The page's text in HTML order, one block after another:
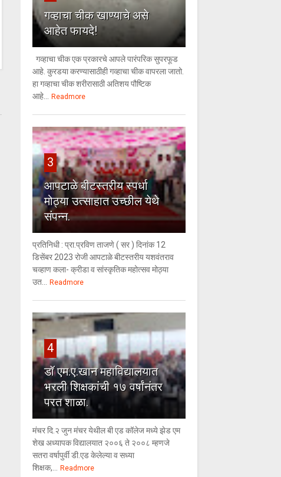
गव्हाचा चीक खाण्याचे असे
आहेत फायदे!
गव्हाचा चीक एक प्रकारचे आपले पारंपरिक सुपरफूड
आहे. कुरडया करण्यासाठीही गव्हाचा चीक वापरला जातो.
हा गव्हाचा चीक शरीरासाठी अतिशय पौष्टिक
आहे... Readmore
3
आपटाळे बीटस्तरीय स्पर्धा
मोठ्या उत्साहात उच्छील येथे
संपन्न.
प्रतिनिधी : प्रा.प्रविण ताजणे ( सर ) दिनांक 12
डिसेंबर 2023 रोजी आपटाळे बीटस्तरीय यशवंतराव
चव्हाण कला- क्रीडा व सांस्कृतिक महोत्सव मोठ्या
उत... Readmore
4
डॉ एम.ए.खान महाविद्यालयात
भरली शिक्षकांची १७ वर्षांनंतर
परत शाळा.
मंचर दि.२ जुन मंचर येथील बी एड कॉलेज मध्ये झेड एम
शेख अध्यापक विद्यालयात २००६ ते २००८ म्हणजे
सतरा वर्षापुर्वी डी.एड केलेल्या व सध्या
शिक्षक,... Readmore